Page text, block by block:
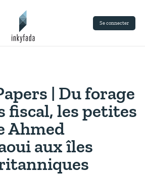
Se connecter
| Du forage
fiscal, les petites
Ahmed
aux îles